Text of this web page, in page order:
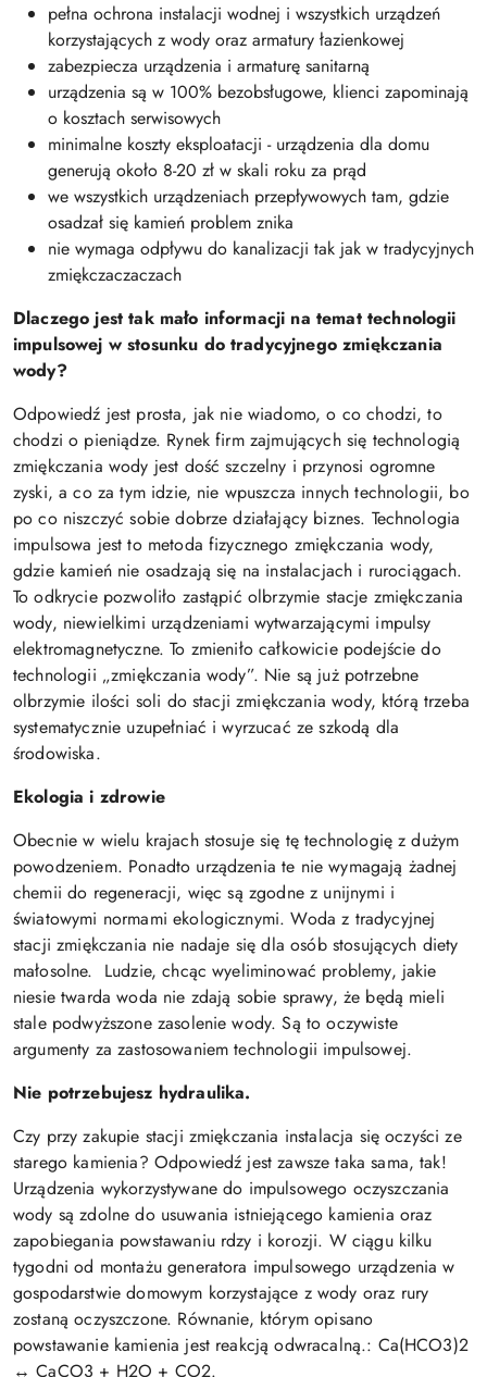
pełna ochrona instalacji wodnej i wszystkich urządzeń
korzystających z wody oraz armatury łazienkowej
zabezpiecza urządzenia i armaturę sanitarną
urządzenia są w 100% bezobsługowe, klienci zapominają
o kosztach serwisowych
minimalne koszty eksploatacji - urządzenia dla domu
generują około 8-20 zł w skali roku za prąd
we wszystkich urządzeniach przepływowych tam, gdzie
osadzał się kamień problem znika
nie wymaga odpływu do kanalizacji tak jak w tradycyjnych
zmiękczaczaczach
Dlaczego jest tak mało informacji na temat technologii
impulsowej w stosunku do tradycyjnego zmiękczania
wody?
Odpowiedź jest prosta, jak nie wiadomo, o co chodzi, to
chodzi o pieniądze. Rynek firm zajmujących się technologią
zmiękczania wody jest dość szczelny i przynosi ogromne
zyski, a co za tym idzie, nie wpuszcza innych technologii, bo
po co niszczyć sobie dobrze działający biznes. Technologia
impulsowa jest to metoda fizycznego zmiękczania wody,
gdzie kamień nie osadzają się na instalacjach i rurociągach.
To odkrycie pozwoliło zastąpić olbrzymie stacje zmiękczania
wody, niewielkimi urządzeniami wytwarzającymi impulsy
elektromagnetyczne. To zmieniło całkowicie podejście do
technologii „zmiękczania wody”. Nie są już potrzebne
olbrzymie ilości soli do stacji zmiękczania wody, którą trzeba
systematycznie uzupełniać i wyrzucać ze szkodą dla
środowiska.
Ekologia i zdrowie
Obecnie w wielu krajach stosuje się tę technologię z dużym
powodzeniem. Ponadto urządzenia te nie wymagają żadnej
chemii do regeneracji, więc są zgodne z unijnymi i
światowymi normami ekologicznymi. Woda z tradycyjnej
stacji zmiękczania nie nadaje się dla osób stosujących diety
małosolne. Ludzie, chcąc wyeliminować problemy, jakie
niesie twarda woda nie zdają sobie sprawy, że będą mieli
stale podwyższone zasolenie wody. Są to oczywiste
argumenty za zastosowaniem technologii impulsowej.
Nie potrzebujesz hydraulika.
Czy przy zakupie stacji zmiękczania instalacja się oczyści ze
starego kamienia? Odpowiedź jest zawsze taka sama, tak!
Urządzenia wykorzystywane do impulsowego oczyszczania
wody są zdolne do usuwania istniejącego kamienia oraz
zapobiegania powstawaniu rdzy i korozji. W ciągu kilku
tygodni od montażu generatora impulsowego urządzenia w
gospodarstwie domowym korzystające z wody oraz rury
zostaną oczyszczone. Równanie, którym opisano
powstawanie kamienia jest reakcją odwracalną.: Ca(HCO3)2
↔ CaCO3 + H2O + CO2.